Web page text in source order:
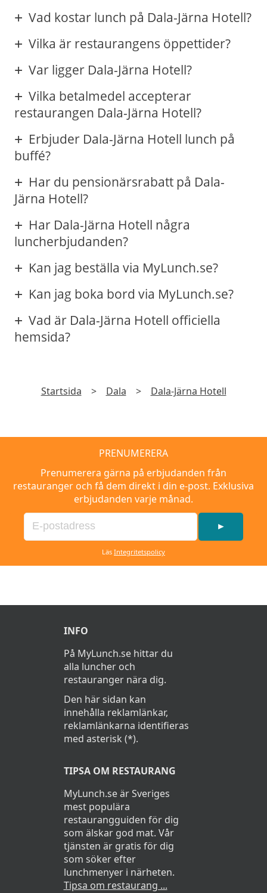
Vad kostar lunch på Dala-Järna Hotell?
Vilka är restaurangens öppettider?
Var ligger Dala-Järna Hotell?
Vilka betalmedel accepterar
restaurangen Dala-Järna Hotell?
Erbjuder Dala-Järna Hotell lunch på
buffé?
Har du pensionärsrabatt på Dala-
Järna Hotell?
Har Dala-Järna Hotell några
luncherbjudanden?
Kan jag beställa via MyLunch.se?
Kan jag boka bord via MyLunch.se?
Vad är Dala-Järna Hotell officiella
hemsida?
Startsida > Dala > Dala-Järna Hotell
PRENUMERERA
Prenumerera gärna på erbjudanden från
restauranger och få dem direkt i din e-post. Exklusiva
erbjudanden varje månad.
►
Läs Integritetspolicy
INFO
På MyLunch.se hittar du
alla luncher och
restauranger nära dig.
Den här sidan kan
innehålla reklamlänkar,
reklamlänkarna identifieras
med asterisk (*).
TIPSA OM RESTAURANG
MyLunch.se är Sveriges
mest populära
restaurangguiden för dig
som älskar god mat. Vår
tjänsten är gratis för dig
som söker efter
lunchmenyer i närheten.
Tipsa om restaurang ...